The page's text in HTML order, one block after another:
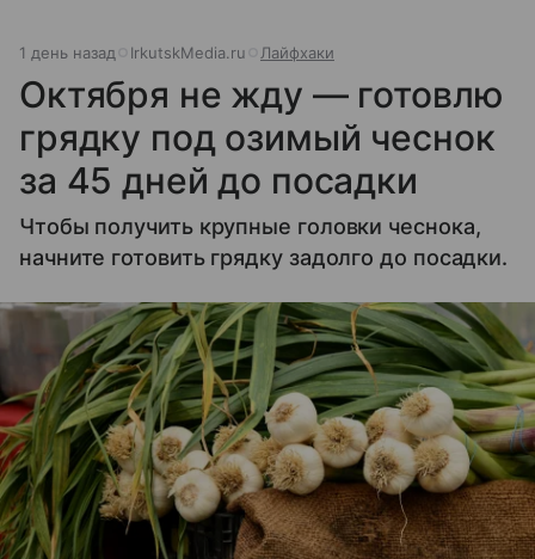
1 день назад IrkutskMedia.ru Лайфхаки
Октября не жду — готовлю
грядку под озимый чеснок
за 45 дней до посадки
Чтобы получить крупные головки чеснока,
начните готовить грядку задолго до посадки.